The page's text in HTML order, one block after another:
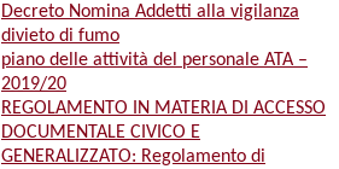
Decreto Nomina Addetti alla vigilanza
divieto di fumo
piano delle attività del personale ATA –
2019/20
REGOLAMENTO IN MATERIA DI ACCESSO
DOCUMENTALE CIVICO E
GENERALIZZATO: Regolamento di